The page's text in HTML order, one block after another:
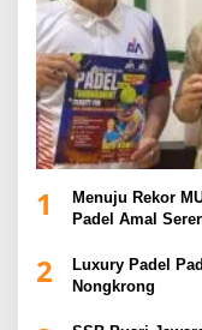
1
Menuju Rekor
Padel Amal
2
Luxury Padel
Nongkrong